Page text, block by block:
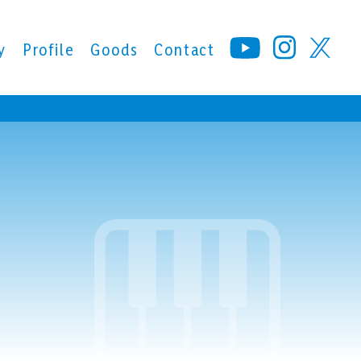
Profile Goods Contact